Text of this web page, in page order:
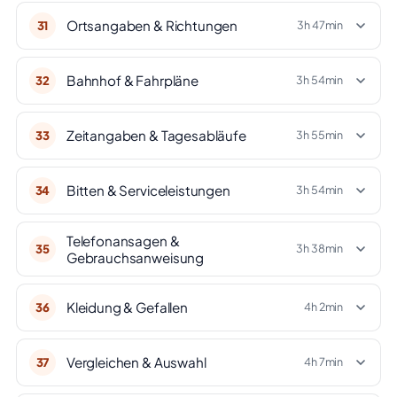
31 Ortsangaben & Richtungen 3h 47min
32 Bahnhof & Fahrpläne 3h 54min
33 Zeitangaben & Tagesabläufe 3h 55min
34 Bitten & Serviceleistungen 3h 54min
35
Telefonansagen &
Gebrauchsanweisung
3h 38min
36 Kleidung & Gefallen 4h 2min
37 Vergleichen & Auswahl 4h 7min